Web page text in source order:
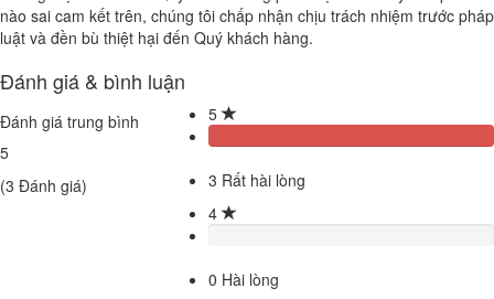
nào sai cam kết trên, chúng tôi chấp nhận chịu trách nhiệm trước pháp
luật và đền bù thiệt hại đến Quý khách hàng.
Đánh giá & bình luận
Đánh giá trung bình
5
(3 Đánh giá)
5
3 Rất hài lòng
4
0 Hài lòng